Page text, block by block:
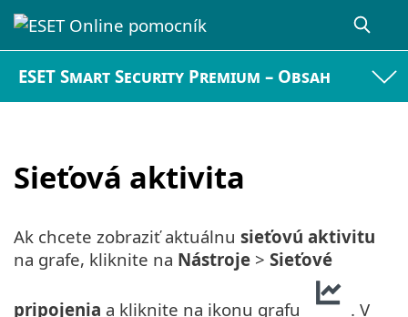
ESET Smart Security Premium – Obsah
Sieťová aktivita
Ak chcete zobraziť aktuálnu sieťovú aktivitu
na grafe, kliknite na Nástroje > Sieťové
pripojenia a kliknite na ikonu grafu
. V